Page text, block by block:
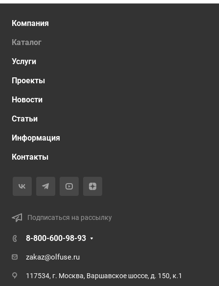
Компания
Каталог
Услуги
Проекты
Новости
Статьи
Информация
Контакты
Подписаться на рассылку
8-800-600-98-93
zakaz@olfuse.ru
117534, г. Москва, Варшавское шоссе, д. 150, к.1